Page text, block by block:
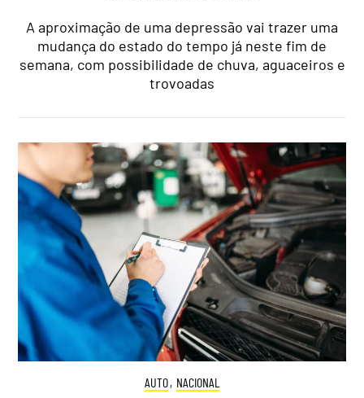
A aproximação de uma depressão vai trazer uma
mudança do estado do tempo já neste fim de
semana, com possibilidade de chuva, aguaceiros e
trovoadas
AUTO, NACIONAL